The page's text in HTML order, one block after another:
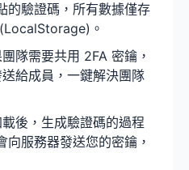
的驗證碼，所有數據僅存
。
隊需要共用 2FA 密鑰，
給成員，一鍵解決團隊
後，生成驗證碼的過程
向服務器發送您的密鑰，